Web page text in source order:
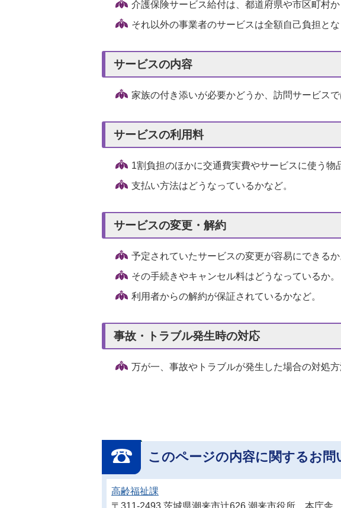
介護保険サービス給付は、都道府県や市区町村
それ以外の事業者のサービスは全額自己負担とな
サービスの内容
家族の付き添いが必要かどうか、訪問サービス
サービスの利用料
1割負担のほかに交通費実費やサービスに使う物
支払い方法はどうなっているかなど。
サービスの変更・解約
予定されていたサービスの変更が容易にできるか
その手続きやキャンセル料はどうなっているか。
利用者からの解約が保証されているかなど。
事故・トラブル発生時の対応
万が一、事故やトラブルが発生した場合の対処
このページの内容に関するお問
高齢福祉課
〒311-2493 茨城県潮来市辻626 潮来市役所 本庁